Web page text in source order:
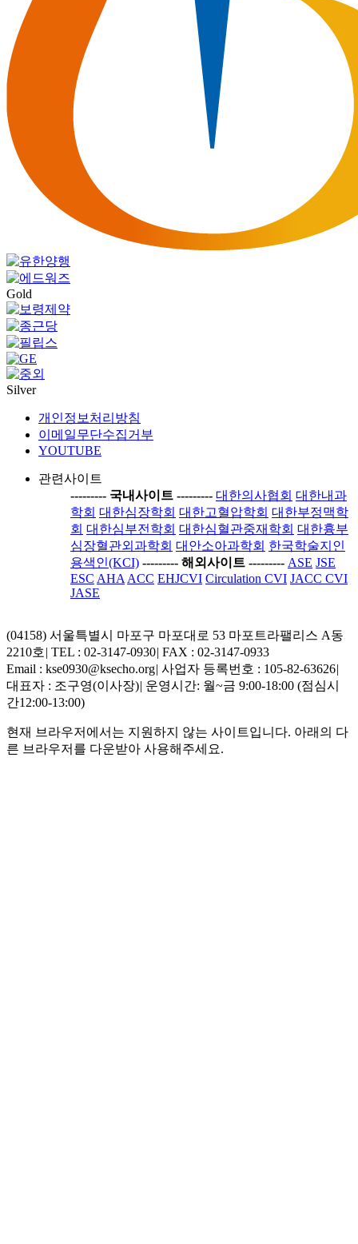
Gold
Silver
개인정보처리방침
이메일무단수집거부
YOUTUBE
관련사이트
--------- 국내사이트 --------- 대한의사협회 대한내과
학회 대한심장학회 대한고혈압학회 대한부정맥학
회 대한심부전학회 대한심혈관중재학회 대한흉부
심장혈관외과학회 대안소아과학회 한국학술지인
용색인(KCI) --------- 해외사이트 --------- ASE JSE
ESC AHA ACC EHJCVI Circulation CVI JACC CVI
JASE
(04158) 서울특별시 마포구 마포대로 53 마포트라팰리스 A동
2210호 | TEL : 02-3147-0930| FAX : 02-3147-0933
Email : kse0930@ksecho.org| 사업자 등록번호 : 105-82-63626|
대표자 : 조구영(이사장)| 운영시간: 월~금 9:00-18:00 (점심시
간12:00-13:00)
현재 브라우저에서는 지원하지 않는 사이트입니다. 아래의 다
른 브라우저를 다운받아 사용해주세요.